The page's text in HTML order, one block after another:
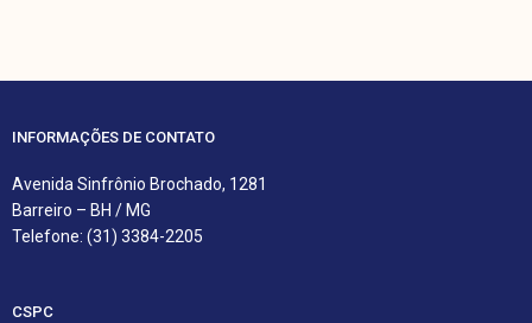
INFORMAÇÕES DE CONTATO
Avenida Sinfrônio Brochado, 1281
Barreiro – BH / MG
Telefone: (31) 3384-2205
CSPC